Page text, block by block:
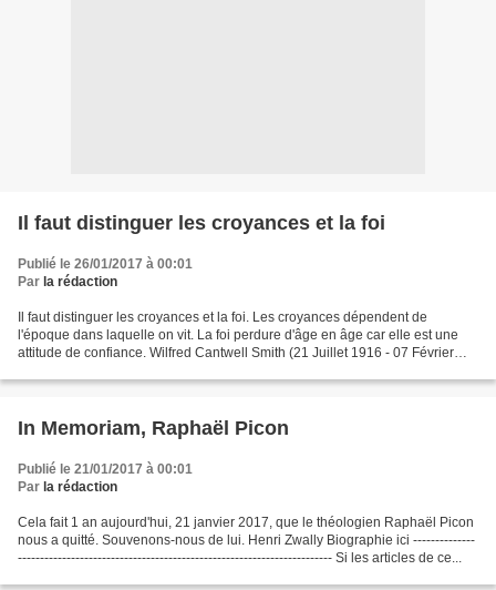
Il faut distinguer les croyances et la foi
Publié le 26/01/2017 à 00:01
Par la rédaction
Il faut distinguer les croyances et la foi. Les croyances dépendent de
l'époque dans laquelle on vit. La foi perdure d'âge en âge car elle est une
attitude de confiance. Wilfred Cantwell Smith (21 Juillet 1916 - 07 Février
In Memoriam, Raphaël Picon
Publié le 21/01/2017 à 00:01
Par la rédaction
Cela fait 1 an aujourd'hui, 21 janvier 2017, que le théologien Raphaël Picon
nous a quitté. Souvenons-nous de lui. Henri Zwally Biographie ici --------------
----------------------------------------------------------------------- Si les articles de ce...